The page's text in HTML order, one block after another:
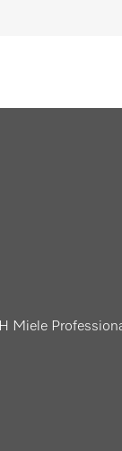
Η Miele